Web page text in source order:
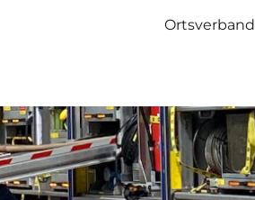
Ortsverband